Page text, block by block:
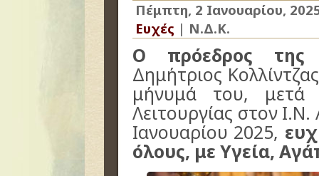
Πέμπτη, 2 Ιανουαρίου,
Ευχές | Ν.Δ.Κ.
Ο πρόεδρος της
Δημήτριος
μήνυμά του, μετά
Λειτουργίας στον
Ιανουαρίου 2025,
όλους, με Υγεία,